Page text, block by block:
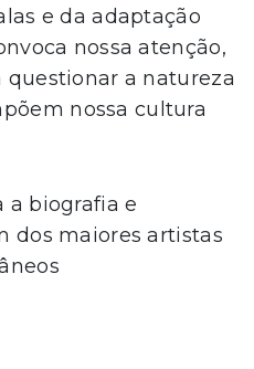
e da adaptação
nossa atenção,
questionar a natureza
nossa cultura
a biografia e
dos maiores artistas